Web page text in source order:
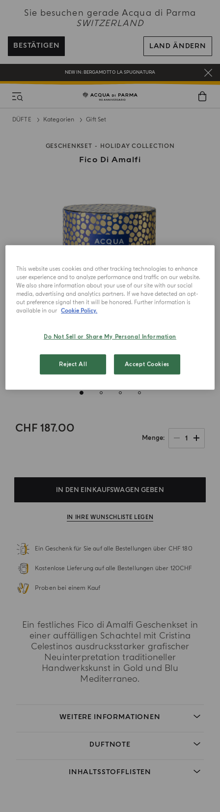
Sie besuchen gerade Acqua di Parma
SWITZERLAND
BESTÄTIGEN LAND ÄNDERN
KOSTENFREIER VERSAND AUF ALLE BESTELLUNGEN ÜBER 120 CHF
REGISTRIEREN SIE SICH UND GENIESSEN SIE EINE WELT VOLLER VORTEILE
EIN GESCHENK FÜR SIE AUF ALLE BESTELLUNGEN ÜBER CHF 180
NEW IN: BERGAMOTTO LA SPUGNATURA
DÜFTE Kategorien Gift Set
GESCHENKSET HOLIDAY COLLECTION
Fico Di Amalfi
CHF 187.00
Menge 1
IN DEN EINKAUFSWAGEN GEBEN
IN IHRE WUNSCHLISTE LEGEN
Ein Geschenk für Sie auf alle Bestellungen über CHF 180
Kostenlose Lieferung auf alle Bestellungen über 120CHF
Proben bei einem Kauf
Ein festliches Fico di Amalfi Geschenkset in
einer auffälligen Schachtel mit Cristina
Celestinos ausdrucksstarker grafischer
Neuinterpretation traditioneller
Handwerkskunst in Gold und Blu
Mediterraneo.
WEITERE INFORMATIONEN
DUFTNOTE
INHALTSSTOFFLISTEN
This website uses cookies and other tracking technologies to enhance
user experience and to analyze performance and traffic on our website.
We also share information about your use of our site with our social
media, advertising and analytics partners. If we have detected an opt-
out preference signal then it will be honored. Further information is
available in our Cookie Policy.
Do Not Sell or Share My Personal Information
Reject All Accept Cookies